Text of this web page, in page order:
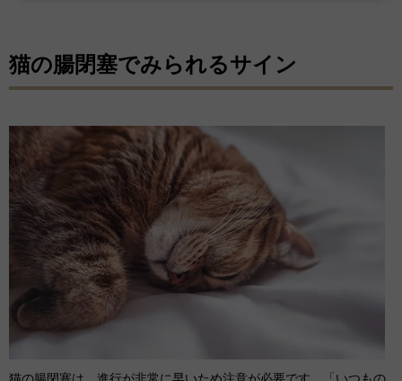
猫の腸閉塞でみられるサイン
猫の腸閉塞は、進行が非常に早いため注意が必要です。「いつもの